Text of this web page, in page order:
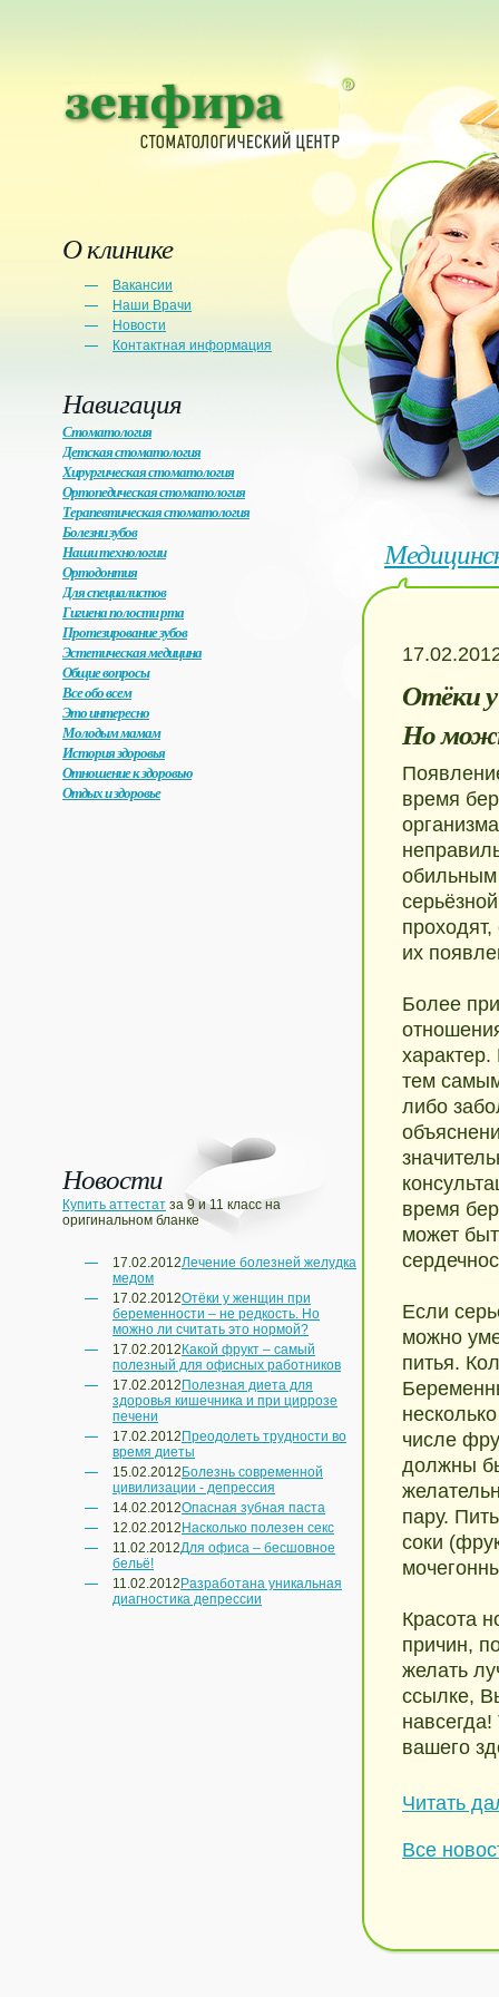
О клинике
Вакансии
Наши Врачи
Новости
Контактная информация
Навигация
Стоматология
Детская стоматология
Хирургическая стоматология
Ортопедическая стоматология
Терапевтическая стоматология
Болезни зубов
Наши технологии
Ортодонтия
Для специалистов
Гигиена полости рта
Протезирование зубов
Эстетическая медицина
Общие вопросы
Все обо всем
Это интересно
Молодым мамам
История здоровья
Отношение к здоровью
Отдых и здоровье
Новости
Купить аттестат за 9 и 11 класс на
оригинальном бланке
17.02.2012Лечение болезней желудка
медом
17.02.2012Отёки у женщин при
беременности – не редкость. Но
можно ли считать это нормой?
17.02.2012 Какой фрукт – самый
полезный для офисных работников
17.02.2012 Полезная диета для
здоровья кишечника и при циррозе
печени
17.02.2012 Преодолеть трудности во
время диеты
15.02.2012 Болезнь современной
цивилизации - депрессия
14.02.2012Опасная зубная паста
12.02.2012 Насколько полезен секс
11.02.2012Для офиса – бесшовное
бельё!
11.02.2012 Разработана уникальная
диагностика депрессии
Отёки
Но
время
обильным
их
Более
тем
либо
время
может
Если
можно
питья.
числе
должны
пару.
соки
Красота
причин,
желать
ссылке,
вашего
Читать
Все